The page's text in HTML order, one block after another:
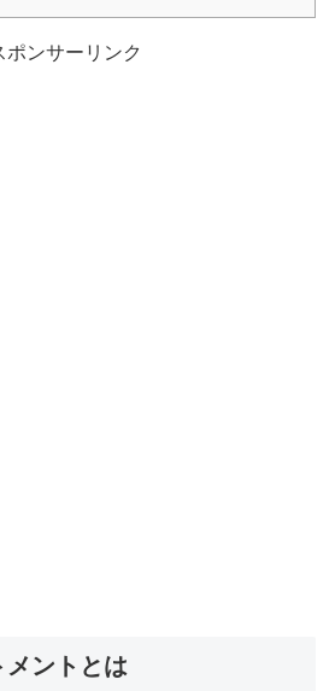
ポンサーリンク
ントとは